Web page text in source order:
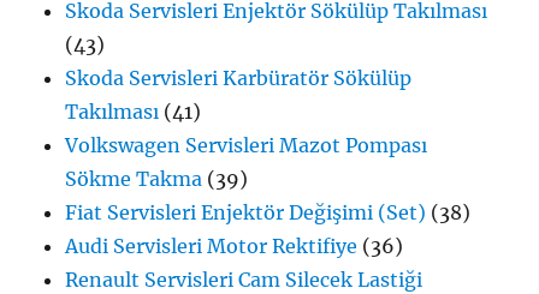
Skoda Servisleri Enjektör Sökülüp Takılması
(43)
Skoda Servisleri Karbüratör Sökülüp
Takılması (41)
Volkswagen Servisleri Mazot Pompası
Sökme Takma (39)
Fiat Servisleri Enjektör Değişimi (Set) (38)
Audi Servisleri Motor Rektifiye (36)
Renault Servisleri Cam Silecek Lastiği